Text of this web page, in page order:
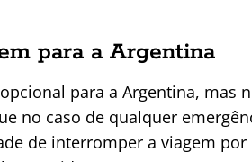
para a Argentina
para a Argentina, mas
no caso de qualquer
de interromper a viagem